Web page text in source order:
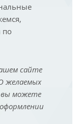
по
сайте
желаемых
вы можете